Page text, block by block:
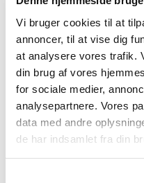
Vi bruger cookies til at
annoncer, til at vise dig
at analysere vores trafik.
din brug af vores
for sociale medier,
analysepartnere. Vores
data med andre
de har indsamlet fra din
Høring over
indstilling for
|27. maj 2011|
Medicintilskudsnævnet
lægemidler, der
Høring over
indstilling til
behandling af